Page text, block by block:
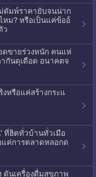
ดัมพ์ราคายับจนน่าก
หม? หรือเป็นแค่ข้ออ้
ว
ขายร่วงหนัก คนแห่
กันดุเดือด อนาคตจ
งหรือแค่สร้างกระแ
ที่ฮิตทั่วบ้านทั่วเมือ
แค่การตลาดหลอกด
ดันเครื่องดื่มสุขภาพ